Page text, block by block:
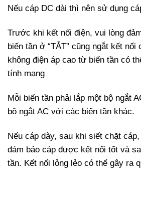
Nếu cáp DC dài thì nên sử dụng
Trước khi kết nối điện, vui lòng
biến tần ở “TẮT” cũng ngắt kết nối
không điện áp cao từ biến tần có
tính mạng
Mỗi biến tần phải lắp một bộ ngắt
bộ ngắt AC với các biến tần khác.
Nếu cáp dày, sau khi siết chặt
đảm bảo cáp được kết nối tốt và
tần. Kết nối lỏng lẻo có thể gây ra